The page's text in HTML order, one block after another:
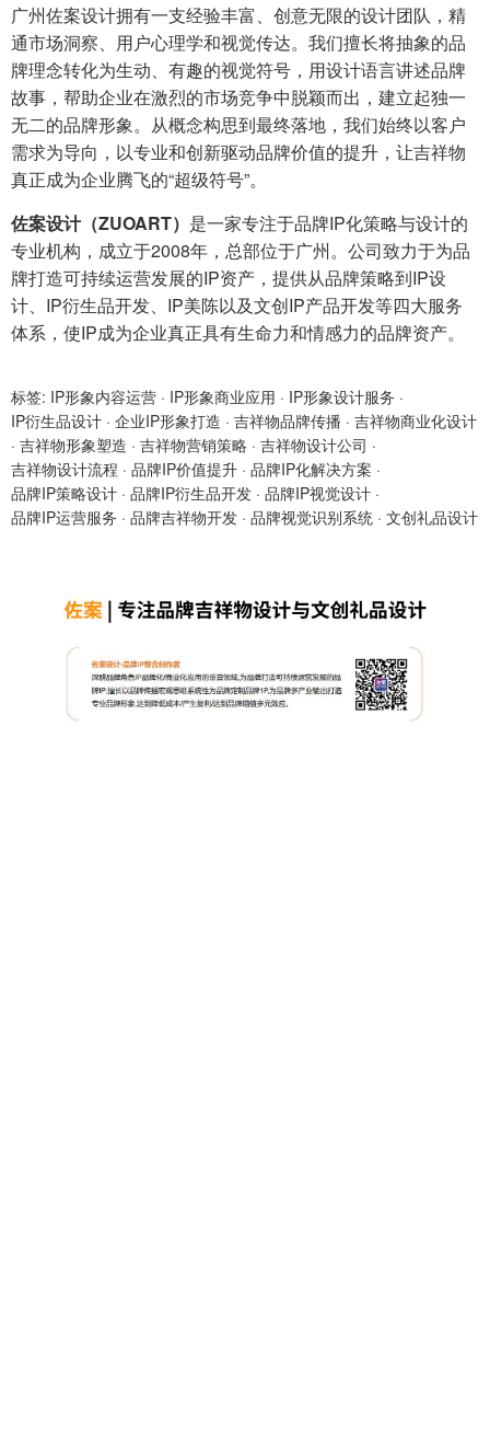
广州佐案设计拥有一支经验丰富、创意无限的设计团队，精
通市场洞察、用户心理学和视觉传达。我们擅长将抽象的品
牌理念转化为生动、有趣的视觉符号，用设计语言讲述品牌
故事，帮助企业在激烈的市场竞争中脱颖而出，建立起独一
无二的品牌形象。从概念构思到最终落地，我们始终以客户
需求为导向，以专业和创新驱动品牌价值的提升，让吉祥物
真正成为企业腾飞的“超级符号”。
佐案设计（ZUOART） 是一家专注于品牌IP化策略与设计的
专业机构，成立于2008年，总部位于广州。公司致力于为品
牌打造可持续运营发展的IP资产，提供从品牌策略到IP设
计、IP衍生品开发、IP美陈以及文创IP产品开发等四大服务
体系，使IP成为企业真正具有生命力和情感力的品牌资产。
标签: IP形象内容运营 · IP形象商业应用 · IP形象设计服务 ·
IP衍生品设计 · 企业IP形象打造 · 吉祥物品牌传播 · 吉祥物商业化设计
· 吉祥物形象塑造 · 吉祥物营销策略 · 吉祥物设计公司 ·
吉祥物设计流程 · 品牌IP价值提升 · 品牌IP化解决方案 ·
品牌IP策略设计 · 品牌IP衍生品开发 · 品牌IP视觉设计 ·
品牌IP运营服务 · 品牌吉祥物开发 · 品牌视觉识别系统 · 文创礼品设计